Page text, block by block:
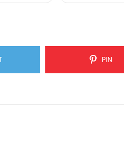
PIN